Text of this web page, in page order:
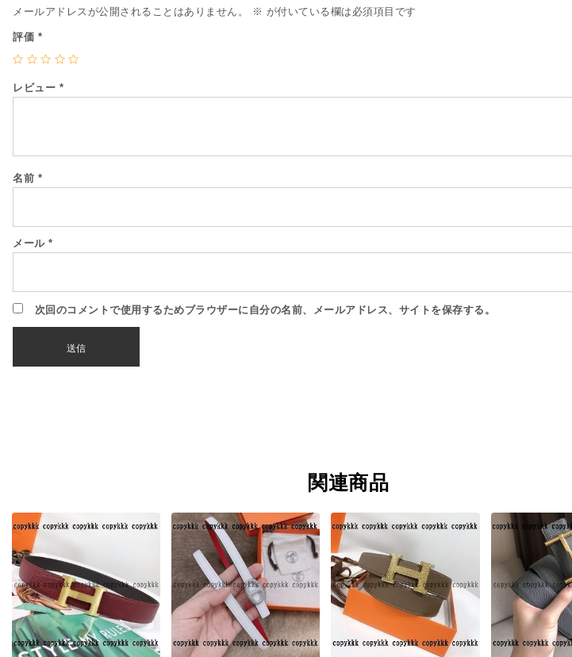
メールアドレスが公開されることはありません。
※ が付いている欄は必須項目です
評価 *
レビュー *
名前 *
メール *
次回のコメントで使用するためブラウザーに自分の名前、メールアドレス、サイトを保存する。
関連商品